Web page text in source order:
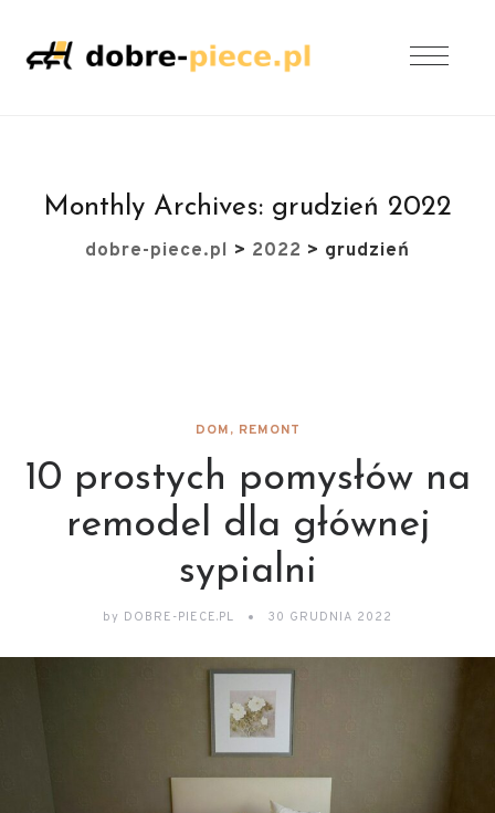
Monthly Archives: grudzień 2022
dobre-piece.pl > 2022 > grudzień
DOM, REMONT
10 prostych pomysłów na
remodel dla głównej
sypialni
by DOBRE-PIECE.PL 30 GRUDNIA 2022